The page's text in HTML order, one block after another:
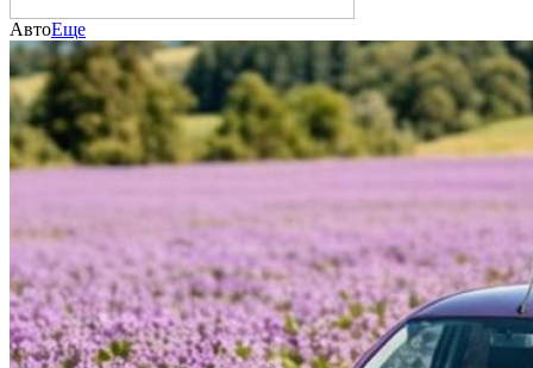
АвтоЕще